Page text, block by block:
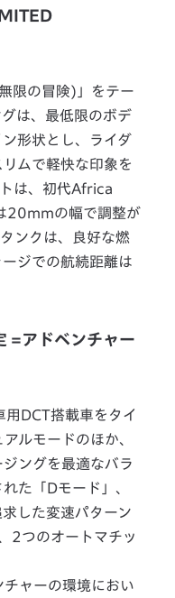
限の冒険)」をテー
は、最低限のボデ
形状とし、ライダ
ムで軽快な印象を
は、初代Africa
20mmの幅で調整が
ンクは、良好な燃
ジでの航続距離は
=アドベンチャー
DCT搭載車をタイ
ルモードのほか、
ングを最適なバラ
た「Dモード」、
した変速パターン
2つのオートマチッ
ャーの環境におい